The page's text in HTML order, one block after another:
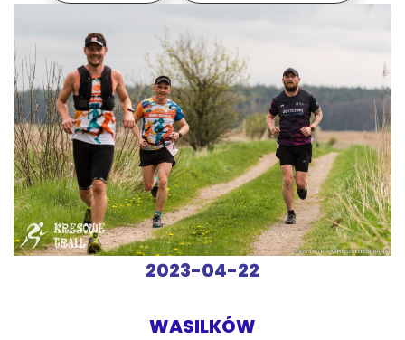
2023-04-22
WASILKÓW